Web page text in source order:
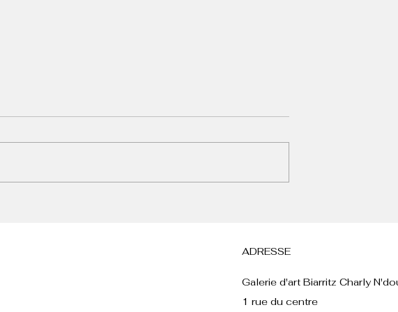
figures deviennent indissociables
ADRESSE
Galerie d'art Biarritz Charly
1 rue du centre